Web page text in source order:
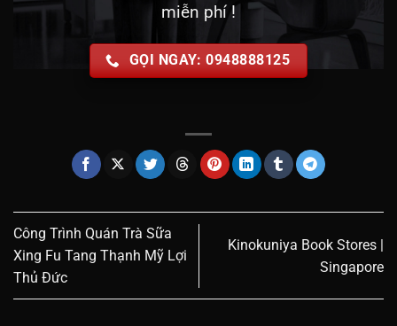
miễn phí !
GỌI NGAY: 0948888125
Công Trình Quán Trà Sữa
Xing Fu Tang Thạnh Mỹ Lợi
Thủ Đức
Kinokuniya Book Stores |
Singapore